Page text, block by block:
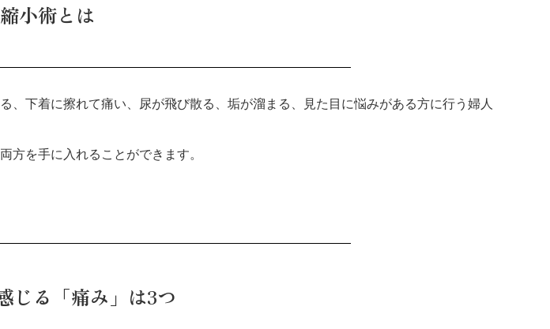
小術とは
下着に擦れて痛い、尿が飛び散る、垢が溜まる、見た目に悩みがある方に行う婦人
方を手に入れることができます。
じる「痛み」は3つ